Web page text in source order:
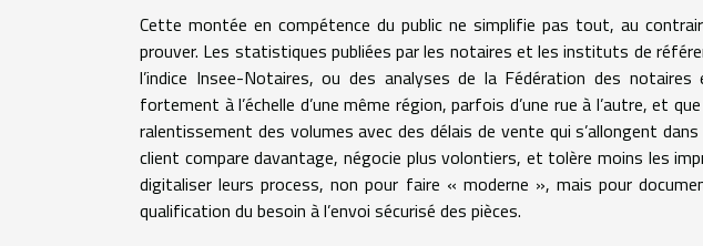
Cette montée en compétence du public ne simplifie pas tout, au
prouver. Les statistiques publiées par les notaires et les instituts de
l’indice Insee-Notaires, ou des analyses de la Fédération des
fortement à l’échelle d’une même région, parfois d’une rue à l’autre, et
ralentissement des volumes avec des délais de vente qui s’allongent
client compare davantage, négocie plus volontiers, et tolère moins les
digitaliser leurs process, non pour faire « moderne », mais pour
qualification du besoin à l’envoi sécurisé des pièces.